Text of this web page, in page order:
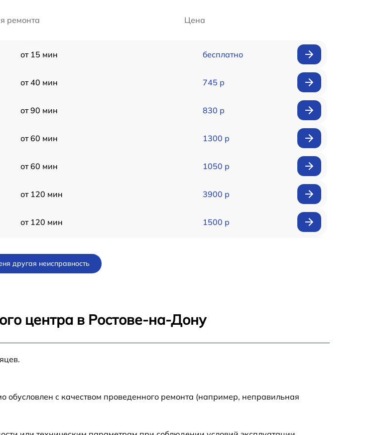
ремонта Цена
от 15 мин бесплатно
от 40 мин 745 р
от 90 мин 830 р
от 60 мин 1300 р
от 60 мин 1050 р
от 120 мин 3900 р
от 120 мин 1500 р
другая неисправность
центра в Ростове-на-Дону
с качеством проведенного ремонта (например, неправильная